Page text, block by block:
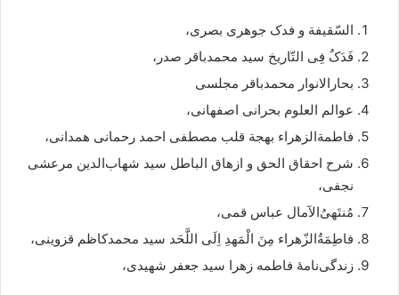
السّقیفة و فدک جوهری بصری،
فَدَکٌ فِی التّاریخ سید محمدباقر صدر،
بحارالانوار محمدباقر مجلسی
عوالم العلوم بحرانی اصفهانی،
فاطمةالزهراء بهجة قلب مصطفی احمد رحمانی همدانی،
شرح احقاق الحق و ازهاق الباطل سید شهاب‌الدین مرعشی
نجفی،
مُنتَهیُ‌الآمال عباس قمی،
فاطِمَةُالزّهراء مِنَ الْمَهدِ اِلَی اللَّحَد سید محمدکاظم قزوینی،
زندگی‌نامهٔ فاطمه زهرا سید جعفر شهیدی،